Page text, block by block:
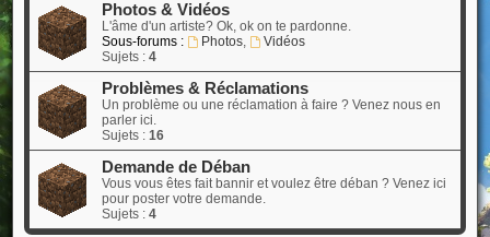
Photos & Vidéos
L'âme d'un artiste? Ok, ok on te pardonne.
Sous-forums :
Photos,
Vidéos
Sujets : 4
Problèmes & Réclamations
Un problème ou une réclamation à faire ? Venez nous en
parler ici.
Sujets : 16
Demande de Déban
Vous vous êtes fait bannir et voulez être déban ? Venez ici
pour poster votre demande.
Sujets : 4